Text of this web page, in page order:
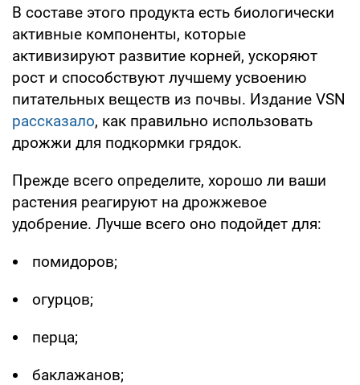
В составе этого продукта есть биологически
активные компоненты, которые
активизируют развитие корней, ускоряют
рост и способствуют лучшему усвоению
питательных веществ из почвы. Издание VSN
рассказало, как правильно использовать
дрожжи для подкормки грядок.
Прежде всего определите, хорошо ли ваши
растения реагируют на дрожжевое
удобрение. Лучше всего оно подойдет для:
помидоров;
огурцов;
перца;
баклажанов;